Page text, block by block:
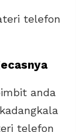
telefon
anda
telefon